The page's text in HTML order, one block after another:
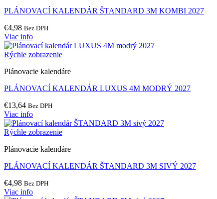
PLÁNOVACÍ KALENDÁR ŠTANDARD 3M KOMBI 2027
€4,98 Bez DPH
Viac info
Rýchle zobrazenie
Plánovacie kalendáre
PLÁNOVACÍ KALENDÁR LUXUS 4M MODRÝ 2027
€13,64 Bez DPH
Viac info
Rýchle zobrazenie
Plánovacie kalendáre
PLÁNOVACÍ KALENDÁR ŠTANDARD 3M SIVÝ 2027
€4,98 Bez DPH
Viac info